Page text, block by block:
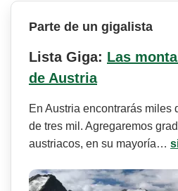
Parte de un gigalista
Lista Giga: Las
de Austria
En Austria encontrarás miles
de tres mil. Agregaremos
austriacos, en su mayoría…